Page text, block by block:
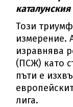
Този
измерение.
изравнява
(ПСЖ) като
пъти е
лига.